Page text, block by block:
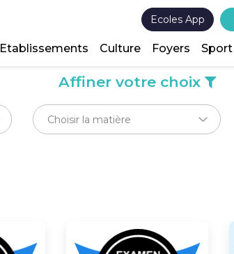
Ecoles App
Etablissements Culture Foyers Sport
Affiner votre choix